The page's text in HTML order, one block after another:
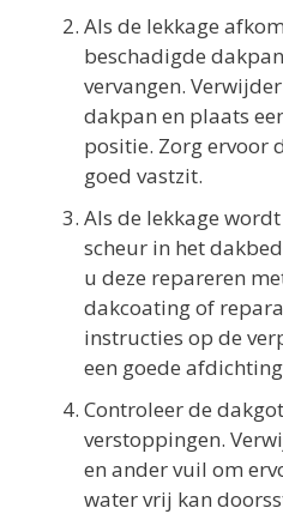
Als de lekkage
beschadigde
vervangen.
dakpan en plaats
positie. Zorg ervoor
goed vastzit.
Als de lekkage
scheur in het
u deze repareren
dakcoating of
instructies op de
een goede
Controleer de
verstoppingen.
en ander vuil om
water vrij kan